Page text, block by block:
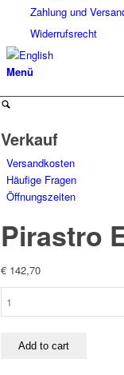
Zahlung und
Widerrufsrecht
Menü
Verkauf
Versandkosten
Häufige Fragen
Öffnungszeiten
Pirastro
€ 142,70
quantity
Add to cart